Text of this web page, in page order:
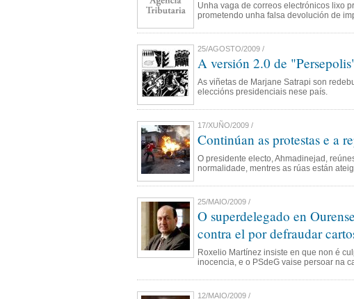
Unha vaga de correos electrónicos lixo
prometendo unha falsa devolución de
25/AGOSTO/2009 /
A versión 2.0 de
As viñetas de Marjane Satrapi son
eleccións presidenciais nese país.
17/XUÑO/2009 /
Continúan as protestas e a
O presidente electo, Ahmadinejad,
normalidade, mentres as rúas están
25/MAIO/2009 /
O superdelegado en
contra el por defraudar
Roxelio Martínez insiste en que non é
inocencia, e o PSdeG vaise persoar na
12/MAIO/2009 /